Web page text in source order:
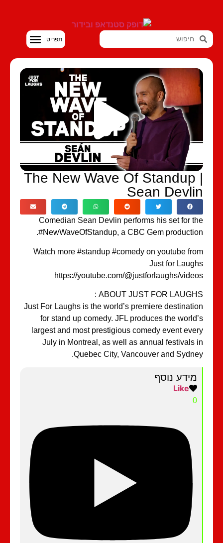
The New Wave Of Standup
Sean
Comedian Sean Devlin performs his set for
#NewWaveOfStandup, a CBC Gem
Watch more #standup #comedy on youtube
Just for
https://youtube.com/@justforlaughs/
ABOUT JUST FOR
Just For Laughs is the world’s premiere
for stand up comedy. JFL produces the
largest and most prestigious comedy event
July in Montreal, as well as annual festivals
Quebec City, Vancouver and
מידע נוסף